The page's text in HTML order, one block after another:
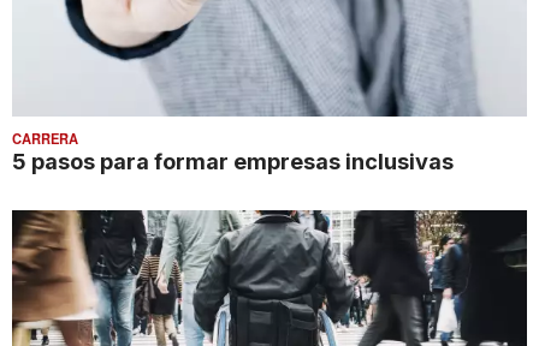
CARRERA
5 pasos para formar empresas inclusivas